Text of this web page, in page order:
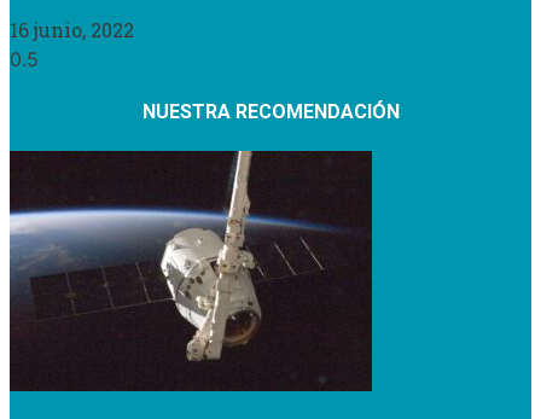
16 junio, 2022
NUESTRA RECOMENDACIÓN